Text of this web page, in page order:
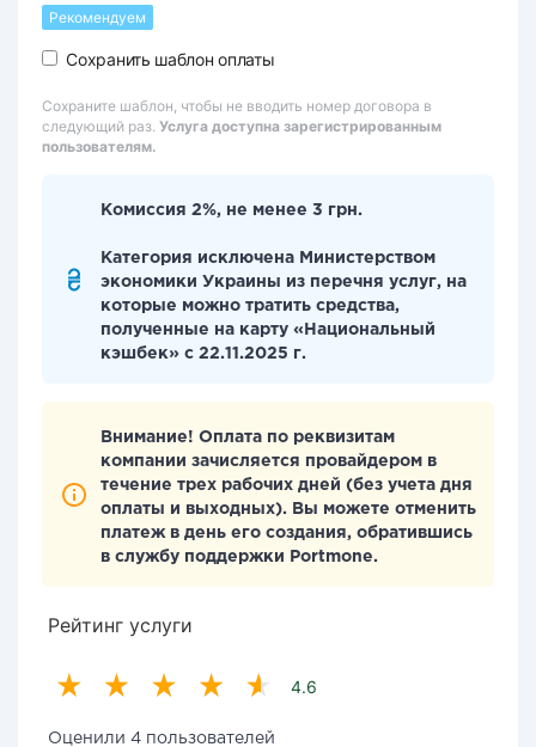
Рекомендуем
Сохранить шаблон оплаты
Сохраните шаблон, чтобы не вводить номер договора в
следующий раз. Услуга доступна зарегистрированным
пользователям.
Комиссия 2%, не менее 3 грн.
Категория исключена Министерством
экономики Украины из перечня услуг, на
которые можно тратить средства,
полученные на карту «Национальный
кэшбек» с 22.11.2025 г.
Внимание! Оплата по реквизитам
компании зачисляется провайдером в
течение трех рабочих дней (без учета дня
оплаты и выходных). Вы можете отменить
платеж в день его создания, обратившись
в службу поддержки Portmone.
Рейтинг услуги
4.6
Оценили 4 пользователей